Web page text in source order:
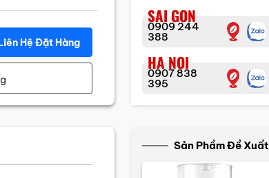
Liên Hệ Đặt Hàng
SAI GON
0909 244
388
HA NOI
0907 838
395
Sản Phầm Đề Xuất